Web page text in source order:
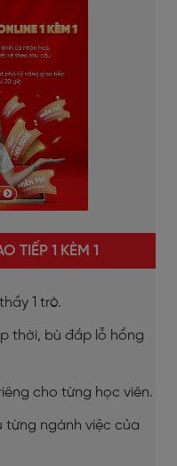
TIẾP 1 KÈM 1
1 trò.
thời, bù đắp lỗ hổng
cho từng học viên.
từng ngành việc của